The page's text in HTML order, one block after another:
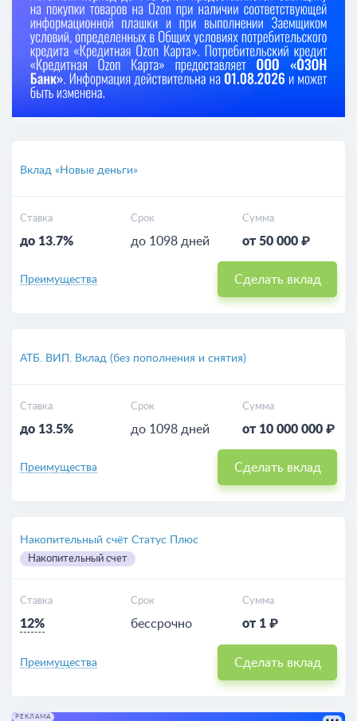
Вклад «Новые деньги»
Ставка
до 13.7%
Срок
до 1098 дней
Сумма
от 50 000 ₽
Преимущества Сделать вклад
АТБ. ВИП. Вклад (без пополнения и снятия)
Ставка
до 13.5%
Срок
до 1098 дней
Сумма
от 10 000 000 ₽
Преимущества Сделать вклад
Накопительный счёт Статус Плюс
Накопительный счет
Ставка
12%
Срок
бессрочно
Сумма
от 1 ₽
Преимущества Сделать вклад
РЕКЛАМА